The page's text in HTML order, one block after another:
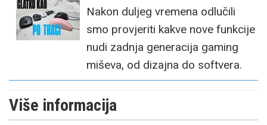
Nakon duljeg vremena odlučili
smo provjeriti kakve nove funkcije
nudi zadnja generacija gaming
miševa, od dizajna do softvera.
Više informacija